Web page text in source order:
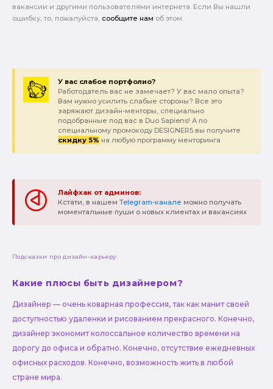
вакансии и другими пользователями интернета. Если Вы нашли
ошибку, то, пожалуйста, сообщите нам об этом.
У вас слабое портфолио?
Работодатель вас не замечает? У вас мало опыта?
Вам нужно усилить слабые стороны? Все это
заряжают дизайн-менторы, специально
подобранные под вас в Duo Sapiens! А по
специальному промокоду DESIGNER5 вы получите
скидку 5% на любую программу менторинга
Лайфхак от админов:
Кстати, в нашем Telegram-канале можно получать
моментальные пуши о новых клиентах и вакансиях
Подсказки про дизайн-карьеру:
Какие плюсы быть дизайнером?
Дизайнер — очень коварная профессия, так как манит своей
доступностью удаленки и рисованием прекрасного. Конечно,
дизайнер экономит колоссальное количество времени на
дорогу до офиса и обратно. Конечно, отсутствие ежедневных
офисных расходов. Конечно, возможность жить в любой
стране мира.